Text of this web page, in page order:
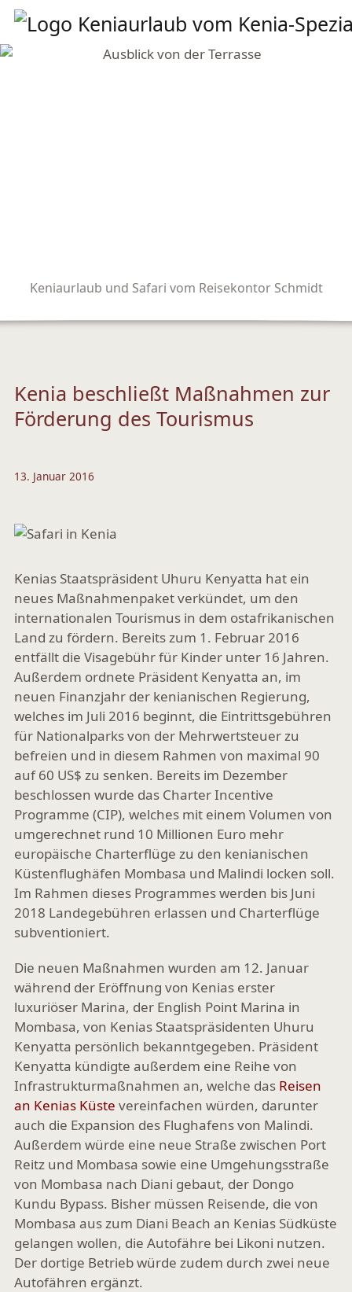
Keniaurlaub und Safari vom Reisekontor Schmidt
Kenia beschließt Maßnahmen zur
Förderung des Tourismus
13. Januar 2016
Kenias Staatspräsident Uhuru Kenyatta hat ein
neues Maßnahmenpaket verkündet, um den
internationalen Tourismus in dem ostafrikanischen
Land zu fördern. Bereits zum 1. Februar 2016
entfällt die Visagebühr für Kinder unter 16 Jahren.
Außerdem ordnete Präsident Kenyatta an, im
neuen Finanzjahr der kenianischen Regierung,
welches im Juli 2016 beginnt, die Eintrittsgebühren
für Nationalparks von der Mehrwertsteuer zu
befreien und in diesem Rahmen von maximal 90
auf 60 US$ zu senken. Bereits im Dezember
beschlossen wurde das Charter Incentive
Programme (CIP), welches mit einem Volumen von
umgerechnet rund 10 Millionen Euro mehr
europäische Charterflüge zu den kenianischen
Küstenflughäfen Mombasa und Malindi locken soll.
Im Rahmen dieses Programmes werden bis Juni
2018 Landegebühren erlassen und Charterflüge
subventioniert.
Die neuen Maßnahmen wurden am 12. Januar
während der Eröffnung von Kenias erster
luxuriöser Marina, der English Point Marina in
Mombasa, von Kenias Staatspräsidenten Uhuru
Kenyatta persönlich bekanntgegeben. Präsident
Kenyatta kündigte außerdem eine Reihe von
Infrastrukturmaßnahmen an, welche das Reisen
an Kenias Küste vereinfachen würden, darunter
auch die Expansion des Flughafens von Malindi.
Außerdem würde eine neue Straße zwischen Port
Reitz und Mombasa sowie eine Umgehungsstraße
von Mombasa nach Diani gebaut, der Dongo
Kundu Bypass. Bisher müssen Reisende, die von
Mombasa aus zum Diani Beach an Kenias Südküste
gelangen wollen, die Autofähre bei Likoni nutzen.
Der dortige Betrieb würde zudem durch zwei neue
Autofähren ergänzt.